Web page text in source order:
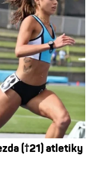
(†21) atletiky